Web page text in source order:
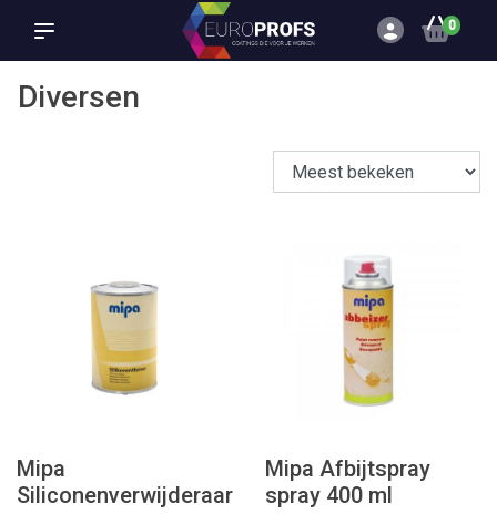
0
Diversen
Mipa
Siliconenverwijderaar
Mipa Afbijtspray
spray 400 ml